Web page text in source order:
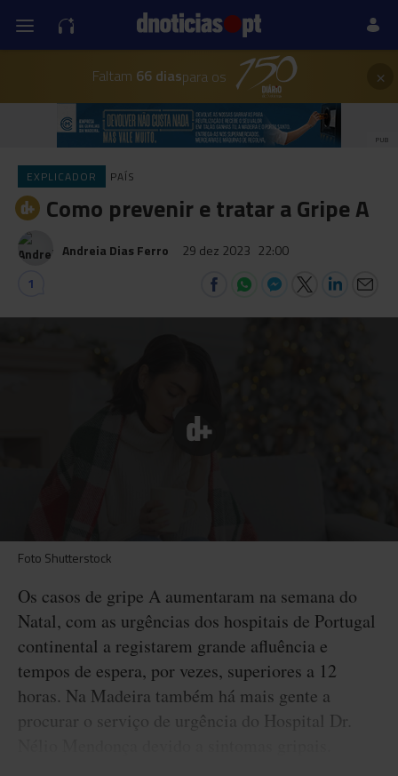
Faltam 66 diaspara os ×
PUB
EXPLICADOR PAÍS
Como prevenir e tratar a Gripe A
Andreia Dias Ferro 29 dez 2023 22:00
1
Foto Shutterstock
Os casos de gripe A aumentaram na semana do
Natal, com as urgências dos hospitais de Portugal
continental a registarem grande afluência e
tempos de espera, por vezes, superiores a 12
horas. Na Madeira também há mais gente a
procurar o serviço de urgência do Hospital Dr.